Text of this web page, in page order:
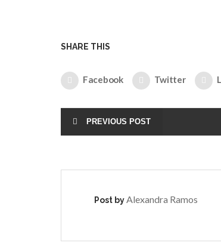
SHARE THIS
Facebook Twitter
PREVIOUS POST
Post byAlexandra Ramos